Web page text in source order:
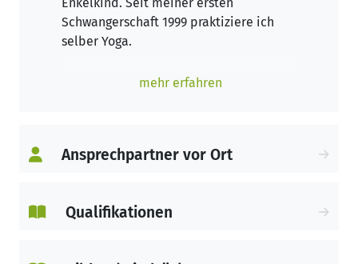
Schwangerschaft 1999 praktiziere ich
selber Yoga.
2018 hat mir Yoga geholfen wieder
Kraft, Stärke und Flexibilität gegeben,
Dadurch ist der Wunsch entstanden eine
mehr erfahren
Ansprechpartner vor Ort
Qualifikationen